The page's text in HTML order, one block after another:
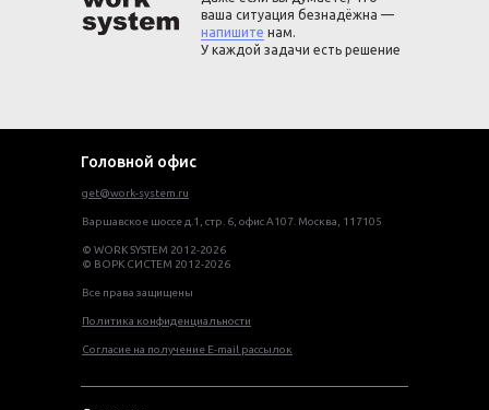
ваша ситуация безнадёжна —
напишите нам.
У каждой задачи есть решение
get@work-system.ru
Варшавское шоссе д.1, стр. 6, офис А107. Москва, 117105
© WORK SYSTEM 2012-2026
© ВОРК СИСТЕМ 2012-2026
Все права защищены
Политика конфиденциальности
Согласие на получение E-mail рассылок
Головной офис